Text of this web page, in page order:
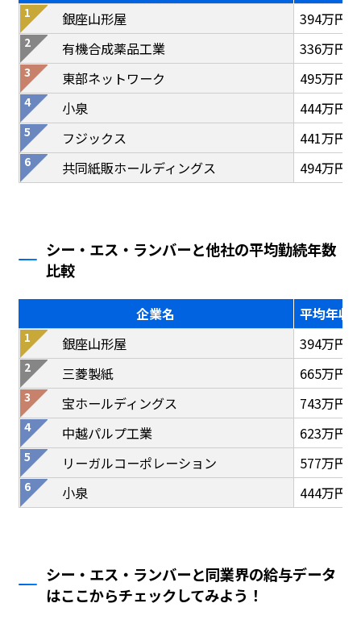
銀座山形屋
394万円
有機合成薬品工業
336万円
東部ネットワーク
495万円
小泉
444万円
フジックス
441万円
共同紙販ホールディングス
494万円
シー・エス・ランバーと他社の平均勤続年数
比較
企業名
平均年収
銀座山形屋
394万円
三菱製紙
665万円
宝ホールディングス
743万円
中越パルプ工業
623万円
リーガルコーポレーション
577万円
小泉
444万円
シー・エス・ランバーと同業界の給与データ
はここからチェックしてみよう！